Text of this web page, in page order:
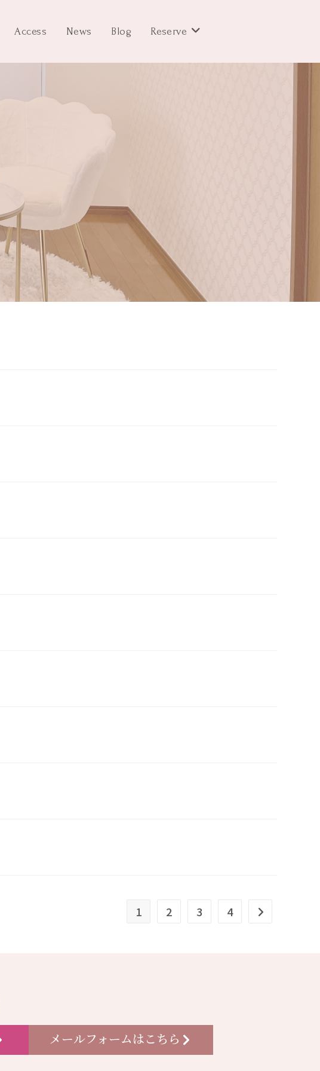
Access News Blog Reserve
1 2 3 4
メールフォームはこちら